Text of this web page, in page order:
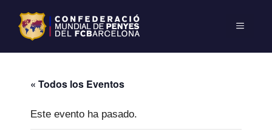
« Todos los Eventos
Este evento ha pasado.